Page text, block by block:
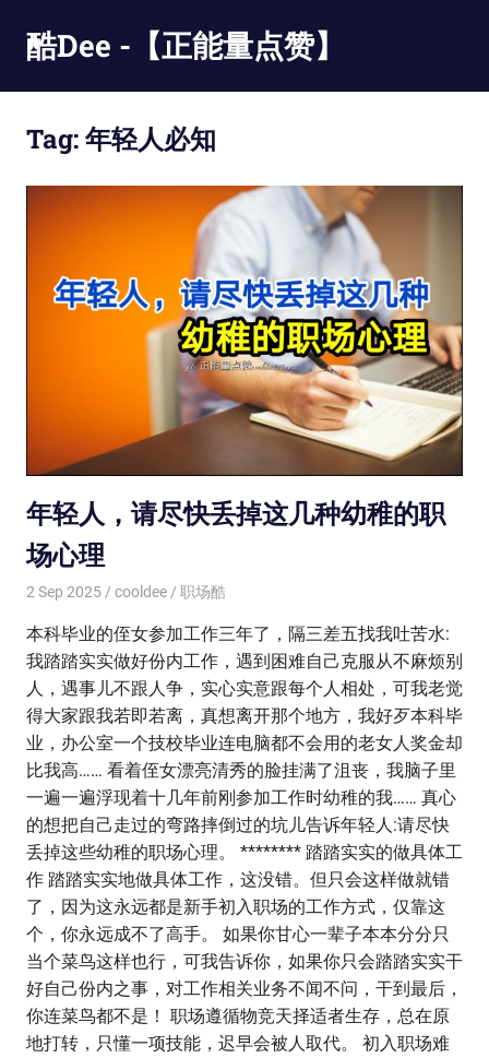
content
酷Dee -【正能量点赞】
最
Tag:年轻人必知
年轻人，请尽快丢掉这几种幼稚的职
场心理
2 Sep 2025 cooldee 职场酷
本科毕业的侄女参加工作三年了，隔三差五找我吐苦水:
我踏踏实实做好份内工作，遇到困难自己克服从不麻烦别
人，遇事儿不跟人争，实心实意跟每个人相处，可我老觉
得大家跟我若即若离，真想离开那个地方，我好歹本科毕
业，办公室一个技校毕业连电脑都不会用的老女人奖金却
比我高…… 看着侄女漂亮清秀的脸挂满了沮丧，我脑子里
一遍一遍浮现着十几年前刚参加工作时幼稚的我…… 真心
的想把自己走过的弯路摔倒过的坑儿告诉年轻人:请尽快
丢掉这些幼稚的职场心理。 ******** 踏踏实实的做具体工
作 踏踏实实地做具体工作，这没错。但只会这样做就错
了，因为这永远都是新手初入职场的工作方式，仅靠这
个，你永远成不了高手。 如果你甘心一辈子本本分分只
当个菜鸟这样也行，可我告诉你，如果你只会踏踏实实干
好自己份内之事，对工作相关业务不闻不问，干到最后，
你连菜鸟都不是！ 职场遵循物竞天择适者生存，总在原
地打转，只懂一项技能，迟早会被人取代。 初入职场难